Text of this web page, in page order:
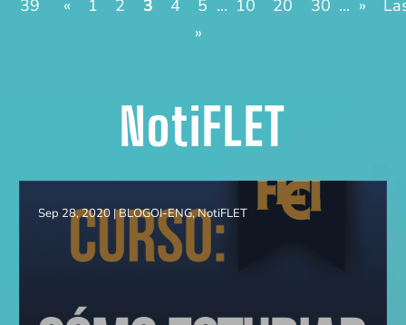
39
« 1 2 3 4 5 ... 10 20 30 ... »
»
NotiFLET
Sep 28, 2020 |BLOGOI-ENG,NotiFLET